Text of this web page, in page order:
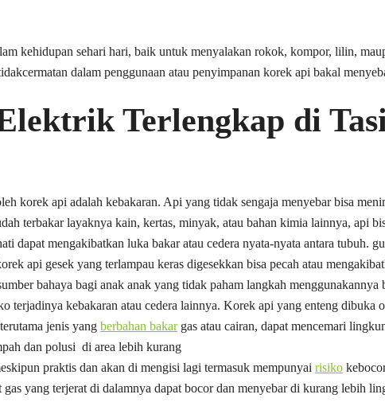
kehidupan sehari hari, baik untuk menyalakan rokok, kompor, lilin,
dalam penggunaan atau penyimpanan korek api bakal
Terlengkap di
korek api adalah kebakaran. Api yang tidak sengaja menyebar bisa
terbakar layaknya kain, kertas, minyak, atau bahan kimia lainnya, api
dapat mengakibatkan luka bakar atau cedera nyata-nyata antara tubuh.
api gesek yang terlampau keras digesekkan bisa pecah atau
bahaya bagi anak anak yang tidak paham langkah
terjadinya kebakaran atau cedera lainnya. Korek api yang enteng dibuka
jenis yang berbahan bakargas atau cairan, dapat mencemari
dan polusi di area lebih kurang
praktis dan akan di mengisi lagi termasuk mempunyai risiko
yang terjerat di dalamnya dapat bocor dan menyebar di kurang lebih